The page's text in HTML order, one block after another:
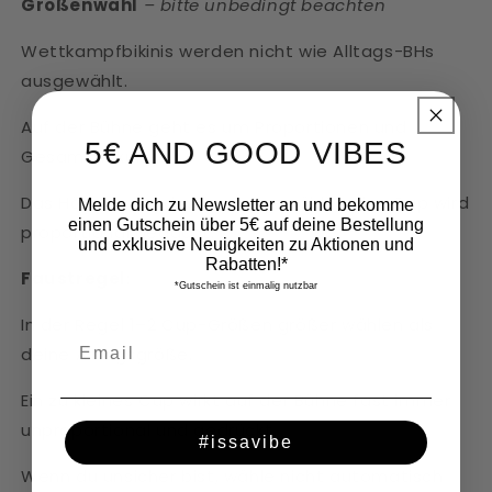
Größenwahl – bitte unbedingt beachten
Wettkampfbikinis werden nicht wie Alltags-BHs
ausgewählt.
Auf der Bühne geht es um Proportionen und
Gesamtwirkung.
Das Höschen wird passend gewählt – das Cup wird
proportional gedacht.
Faustregel
In der Regel 1–2 Cup-Größen größer wählen als
deine Alltagsgröße.
Ein zu kleines Cup wirkt auf der Bühne fast immer
unproportional und gedrückt.
Wenn du unsicher bist, wähle nicht automatisch
5€ AND GOOD VIBES
Melde dich zu Newsletter an und bekomme
einen Gutschein über 5€ auf deine Bestellung
und exklusive Neuigkeiten zu Aktionen und
Rabatten!*
*Gutschein ist einmalig nutzbar
#issavibe